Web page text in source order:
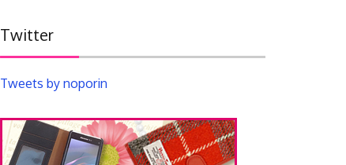
Twitter
Tweets by noporin